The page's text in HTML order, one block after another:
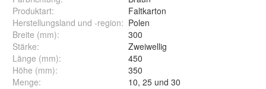
Produktart:
Faltkarton
Herstellungsland und -region: Polen
Breite (mm):
300
Stärke:
Zweiwellig
Länge (mm):
450
Höhe (mm):
350
Menge: 10, 25 und 30